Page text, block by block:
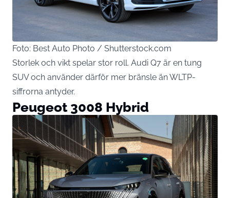
Foto: Best Auto Photo / Shutterstock.com
Storlek och vikt spelar stor roll. Audi Q7 är en tung
SUV och använder därför mer bränsle än WLTP-
siffrorna antyder.
Peugeot 3008 Hybrid